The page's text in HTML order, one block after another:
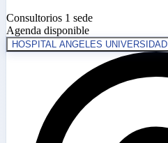
Consultorios 1 sede
Agenda disponible
HOSPITAL ANGELES UNIVERSIDAD